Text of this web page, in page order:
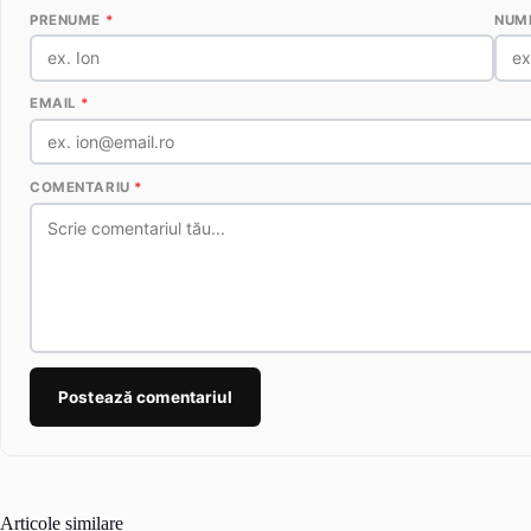
PRENUME *
EMAIL *
COMENTARIU *
Postează comentariul
Articole similare